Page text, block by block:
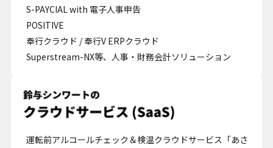
S-PAYCIAL with 電子人事申告
POSITIVE
奉行クラウド / 奉行V ERPクラウド
Superstream-NX等、人事・財務会計ソリューション
運転前アルコールチェック＆検温クラウドサービス「あさ